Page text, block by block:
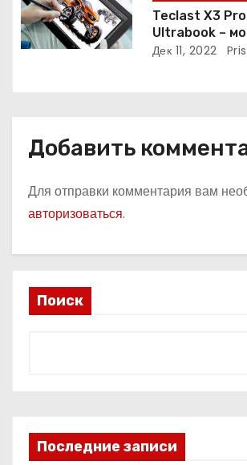
с
я
Teclast X3 Pro
Ultrabook –
Дек 11, 2022
Добавить
Для отправки комментария вам
авторизоваться.
Поиск
Последние записи